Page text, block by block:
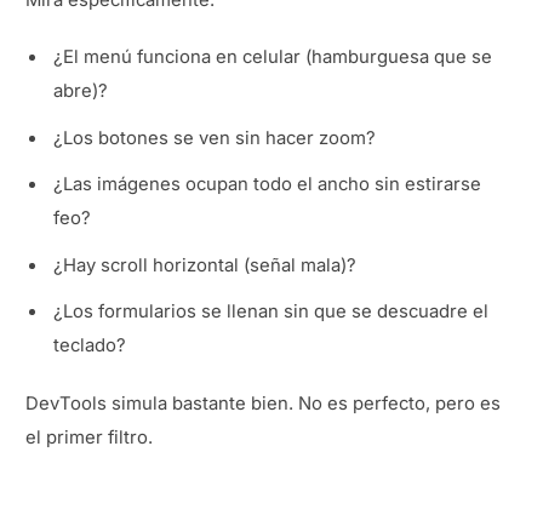
¿El menú funciona en celular (hamburguesa que se
abre)?
¿Los botones se ven sin hacer zoom?
¿Las imágenes ocupan todo el ancho sin estirarse
feo?
¿Hay scroll horizontal (señal mala)?
¿Los formularios se llenan sin que se descuadre el
teclado?
DevTools simula bastante bien. No es perfecto, pero es
el primer filtro.